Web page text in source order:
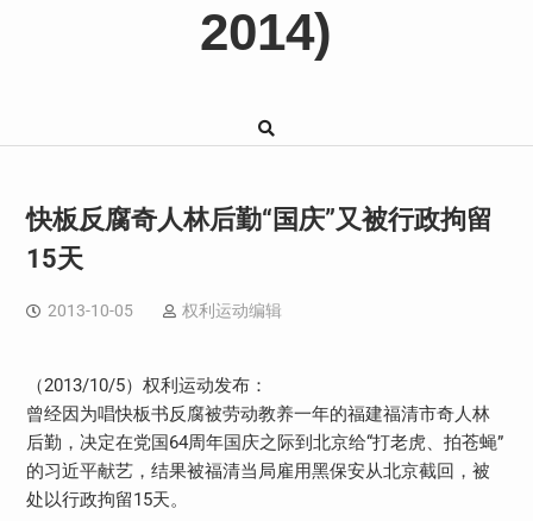
2014)
快板反腐奇人林后勤“国庆”又被行政拘留
15天
2013-10-05 权利运动编辑
（2013/10/5）权利运动发布：
曾经因为唱快板书反腐被劳动教养一年的福建福清市奇人林
后勤，决定在党国64周年国庆之际到北京给“打老虎、拍苍蝇”
的习近平献艺，结果被福清当局雇用黑保安从北京截回，被
处以行政拘留15天。